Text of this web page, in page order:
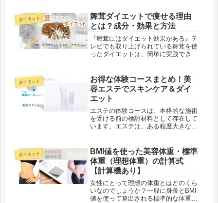
くという研究結果もあるくらいです。
好きなものを食べてダイエットするこ
ん...
ダイエット
舞茸ダイエットで痩せる理由
とは？成分・効果と方法
『舞茸にはダイエット効果がある』テ
レビでも取り上げられている舞茸を使
ったダイエットは、簡単に実践できる
ラビアアイドル・愛川ゆず季さんがこ
の方法を実行。1週間で体重が56....
ダイエット
お得な体験コースまとめ！美
容エステでスキンケア＆ダイ
エット
エステの体験コースは、本格的な施術
を受ける前の検討材料として存在して
います。エステは、ある程度大きな金
からないものに高いお金をいきなり払
うのは不可能ですよね。そういったお
店...
ダイエット
BMI値を使った美容体重・標準
体重（理想体重）の計算式
【計算機あり】
女性にとって理想の体重とはどのくら
いなのでしょうか？一般に身長とBMI
値を使って算出される標準的な体重と